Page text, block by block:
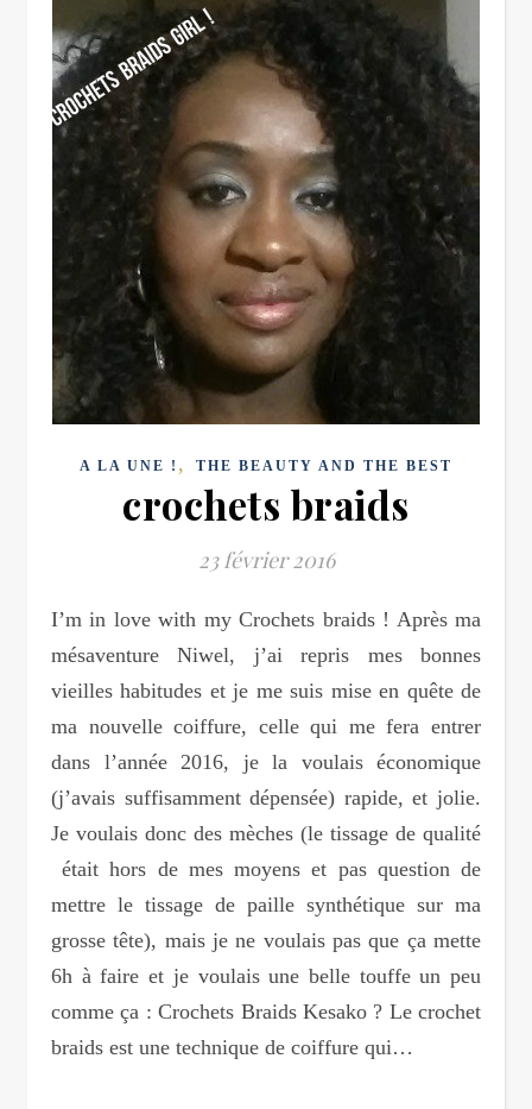
A LA UNE ! , THE BEAUTY AND THE BEST
crochets braids
23 février 2016
I’m in love with my Crochets braids ! Après ma
mésaventure Niwel, j’ai repris mes bonnes
vieilles habitudes et je me suis mise en quête de
ma nouvelle coiffure, celle qui me fera entrer
dans l’année 2016, je la voulais économique
(j’avais suffisamment dépensée) rapide, et jolie.
Je voulais donc des mèches (le tissage de qualité
était hors de mes moyens et pas question de
mettre le tissage de paille synthétique sur ma
grosse tête), mais je ne voulais pas que ça mette
6h à faire et je voulais une belle touffe un peu
comme ça : Crochets Braids Kesako ? Le crochet
braids est une technique de coiffure qui…